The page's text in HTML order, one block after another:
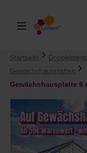
Startseite
Gewächshausplatten
Gewächshausplatte 6